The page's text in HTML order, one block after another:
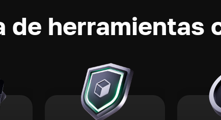
de herramientas